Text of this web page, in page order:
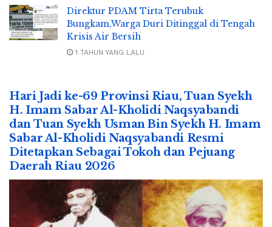
Direktur PDAM Tirta Terubuk
Bungkam,Warga Duri Ditinggal di Tengah
Krisis Air Bersih
1 TAHUN YANG LALU
Hari Jadi ke-69 Provinsi Riau, Tuan Syekh
H. Imam Sabar Al-Kholidi Naqsyabandi
dan Tuan Syekh Usman Bin Syekh H. Imam
Sabar Al-Kholidi Naqsyabandi Resmi
Ditetapkan Sebagai Tokoh dan Pejuang
Daerah Riau 2026